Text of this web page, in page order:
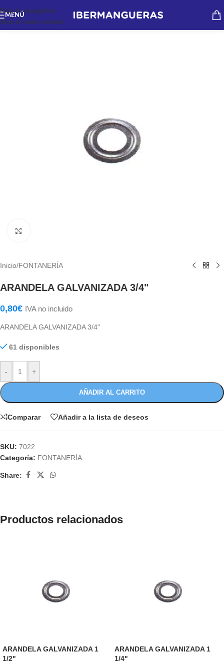
Skip to navigation
Skip to main content
MENÚ
Inicio/FONTANERÍA
ARANDELA GALVANIZADA 3/4"
0,80€ IVA no incluido
ARANDELA GALVANIZADA 3/4"
61 disponibles
- +
AÑADIR AL CARRITO
Comparar Añadir a la lista de deseos
SKU: 7022
Categoría: FONTANERÍA
Share:
Productos relacionados
ARANDELA GALVANIZADA 1
1/2"
ARANDELA GALVANIZADA 1
1/4"